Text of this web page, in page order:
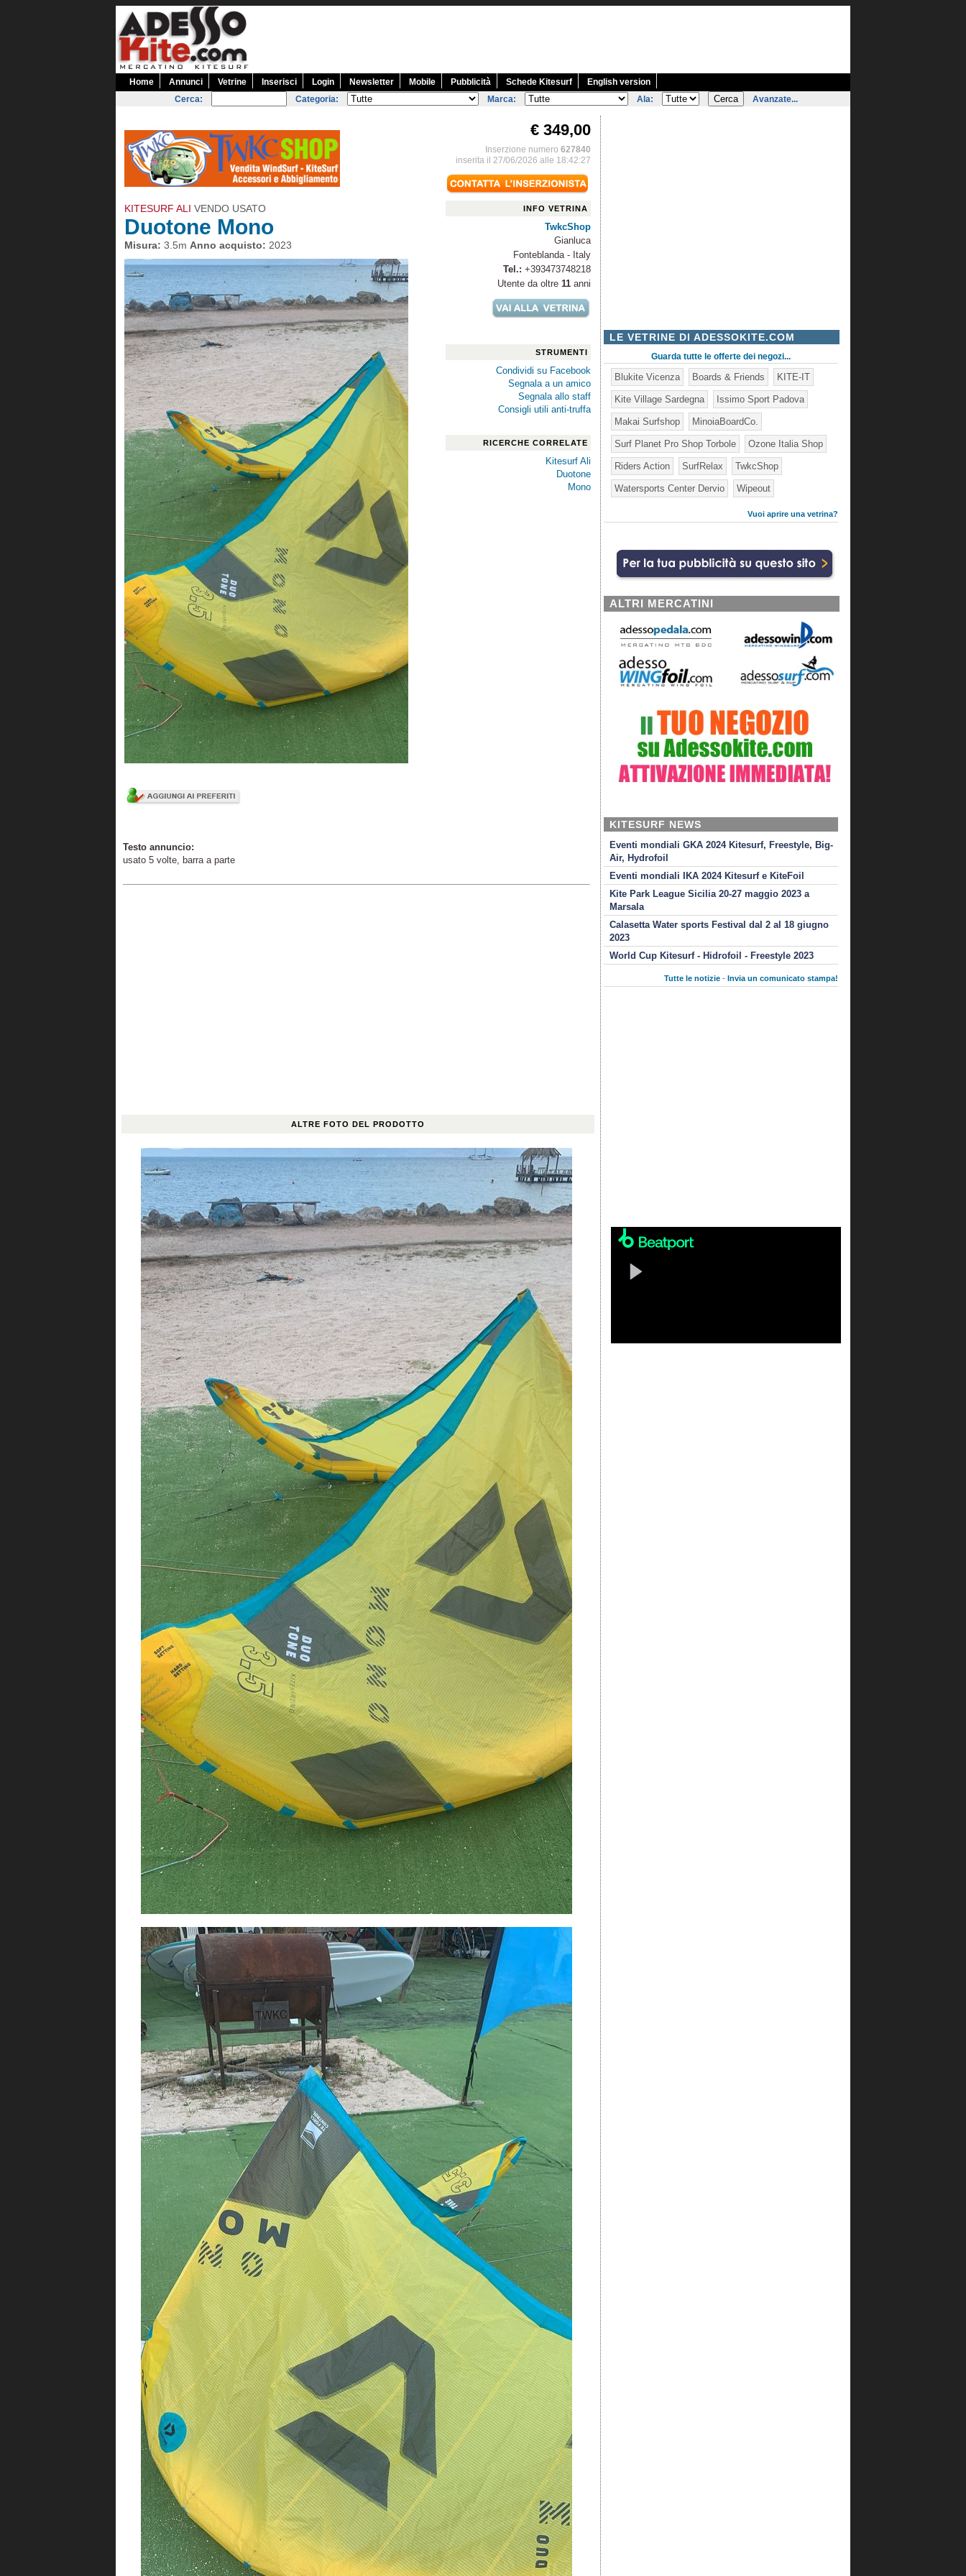
Home Annunci Vetrine Inserisci Login Newsletter Mobile Pubblicità Schede Kitesurf
English version
Cerca:
Categoria: Marca: Ala: Avanzate...
KITESURF ALI VENDO USATO
Duotone Mono
Misura: 3.5m Anno acquisto: 2023
€ 349,00
Inserzione numero 627840
inserita il 27/06/2026 alle 18:42:27
INFO VETRINA
TwkcShop
Gianluca
Fonteblanda - Italy
Tel.: +393473748218
Utente da oltre 11 anni
STRUMENTI
Condividi su Facebook
Segnala a un amico
Segnala allo staff
Consigli utili anti-truffa
RICERCHE CORRELATE
Kitesurf Ali
Duotone
Mono
Testo annuncio:
usato 5 volte, barra a parte
ALTRE FOTO DEL PRODOTTO
LE VETRINE DI ADESSOKITE.COM
Guarda tutte le offerte dei negozi...
Blukite Vicenza Boards & Friends KITE-IT
Kite Village Sardegna Issimo Sport Padova
Makai Surfshop MinoiaBoardCo.
Surf Planet Pro Shop Torbole Ozone Italia Shop
Riders Action SurfRelax TwkcShop
Watersports Center Dervio Wipeout
Vuoi aprire una vetrina?
ALTRI MERCATINI
KITESURF NEWS
Eventi mondiali GKA 2024 Kitesurf, Freestyle, Big-
Air, Hydrofoil
Eventi mondiali IKA 2024 Kitesurf e KiteFoil
Kite Park League Sicilia 20-27 maggio 2023 a
Marsala
Calasetta Water sports Festival dal 2 al 18 giugno
2023
World Cup Kitesurf - Hidrofoil - Freestyle 2023
Tutte le notizie -Invia un comunicato stampa!